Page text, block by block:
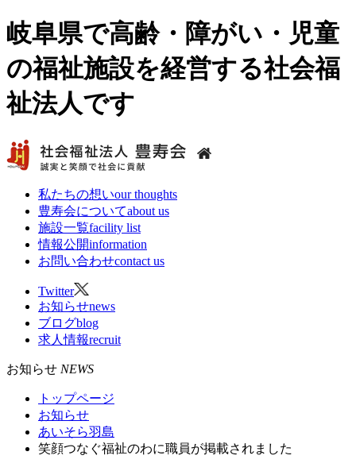
岐阜県で高齢・障がい・児童
の福祉施設を経営する社会福
祉法人です
私たちの想いour thoughts
豊寿会についてabout us
施設一覧facility list
情報公開information
お問い合わせcontact us
Twitter
お知らせnews
ブログblog
求人情報recruit
お知らせ NEWS
トップページ
お知らせ
あいそら羽島
笑顔つなぐ福祉のわに職員が掲載されました